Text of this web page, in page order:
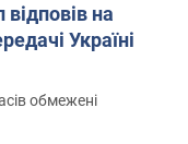
на
Україні
обмежені